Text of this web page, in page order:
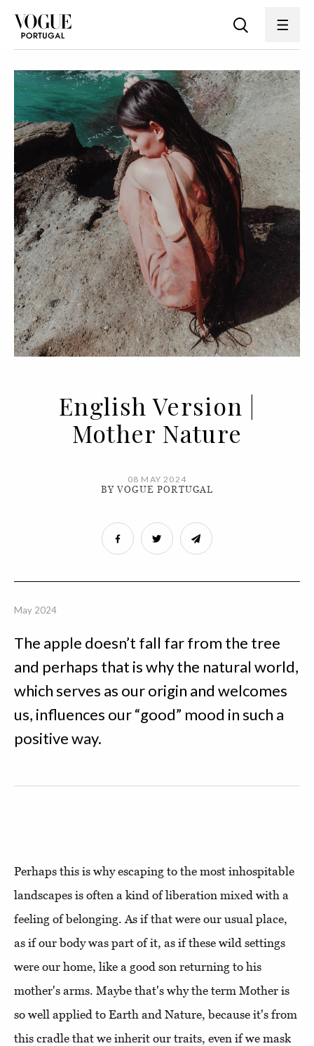
English Version |
Mother Nature
08 MAY 2024
BY VOGUE PORTUGAL
May 2024
The apple doesn’t fall far from the tree
and perhaps that is why the natural world,
which serves as our origin and welcomes
us, influences our “good” mood in such a
positive way.
Perhaps this is why escaping to the most inhospitable
landscapes is often a kind of liberation mixed with a
feeling of belonging. As if that were our usual place,
as if our body was part of it, as if these wild settings
were our home, like a good son returning to his
mother's arms. Maybe that's why the term Mother is
so well applied to Earth and Nature, because it's from
this cradle that we inherit our traits, even if we mask